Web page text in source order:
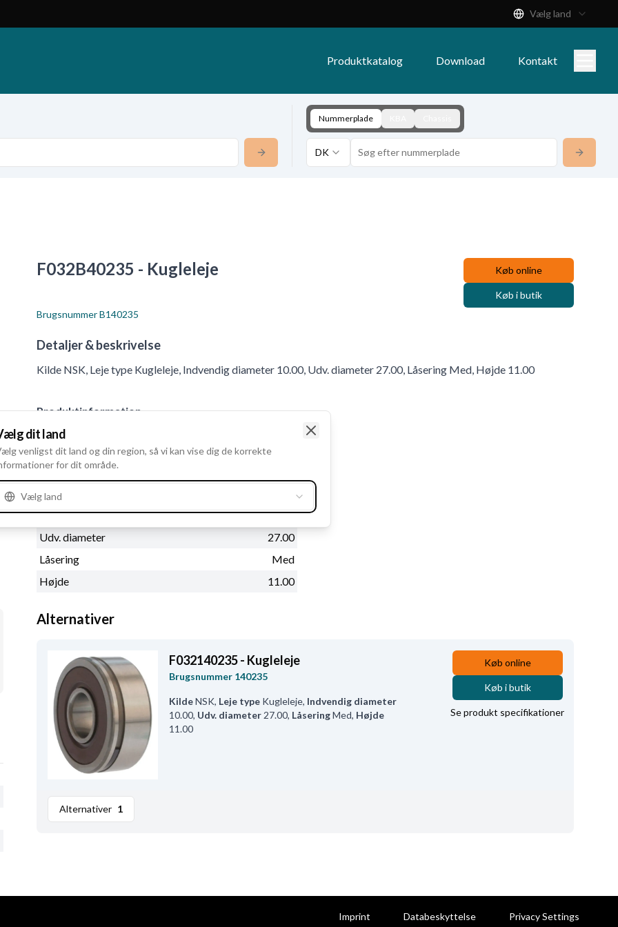
Vælg land
Produktkatalog Download Kontakt
Nummerplade
DK
F032B40235 - Kugleleje Køb online
Køb i butik
BrugsnummerB140235
Detaljer & beskrivelse
Kilde NSK, Leje type Kugleleje, Indvendig diameter 10.00, Udv. diameter 27.00, Låsering Med, Højde 11.00
Produktinformation
Fysiske oplysninger
Kilde
Leje type
Indvendig diameter
10.00
Udv. diameter
27.00
Låsering
Med
Højde
11.00
Alternativer
F032140235 - Kugleleje
Brugsnummer 140235
KildeNSK, Leje type Kugleleje, Indvendig diameter
10.00, Udv. diameter 27.00, LåseringMed, Højde
11.00
Køb online
Køb i butik
Se produkt specifikationer
Alternativer 1
Imprint Databeskyttelse Privacy Settings
dit land
venligst dit land og din region, så vi kan vise dig de korrekte
for dit område.
Vælg land